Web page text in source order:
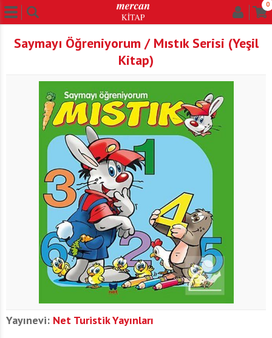
0
Saymayı Öğreniyorum / Mıstık Serisi (Yeşil
Kitap)
Yayınevi: Net Turistik Yayınları